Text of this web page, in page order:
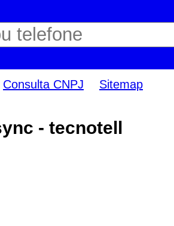
Consulta CNPJ Sitemap
- tecnotell